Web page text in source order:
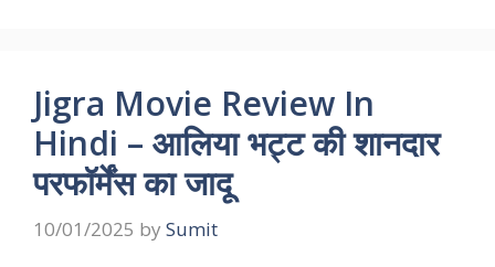
Jigra Movie Review In
Hindi – आलिया भट्ट की शानदार
परफॉर्मेंस का जादू
10/01/2025 by Sumit